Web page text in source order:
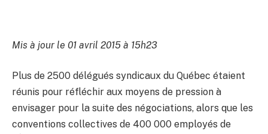
Mis à jour le 01 avril 2015 à 15h23
Plus de 2500 délégués syndicaux du Québec étaient
réunis pour réfléchir aux moyens de pression à
envisager pour la suite des négociations, alors que les
conventions collectives de 400 000 employés de